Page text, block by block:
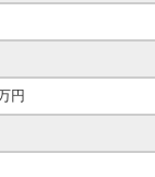
円